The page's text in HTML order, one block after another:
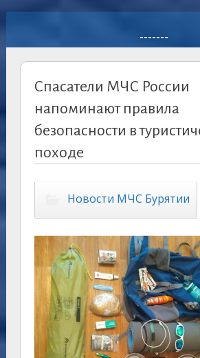
-------
Спасатели МЧС России
напоминают правила
безопасности в
походе
Новости МЧС Бурятии